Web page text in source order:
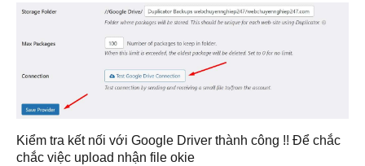
Kiểm tra kết nối với Google Driver thành công !! Để chắc
chắc việc upload nhận file okie